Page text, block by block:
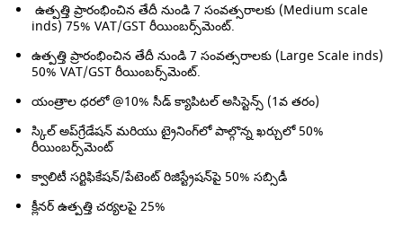
ఉత్పత్తి ప్రారంభించిన తేదీ నుండి 7 సంవత్సరాలకు (Medium scale
inds) 75% VAT/GST రీయింబర్స్‌మెంట్.
ఉత్పత్తి ప్రారంభించిన తేదీ నుండి 7 సంవత్సరాలకు (Large Scale inds)
50% VAT/GST రీయింబర్స్‌మెంట్.
యంత్రాల ధరలో @10% సీడ్ క్యాపిటల్ అసిస్టెన్స్ (1వ తరం)
స్కిల్ అప్‌గ్రేడేషన్ మరియు ట్రైనింగ్‌లో పాల్గొన్న ఖర్చులో 50%
రీయింబర్స్‌మెంట్
క్వాలిటీ సర్టిఫికేషన్/పేటెంట్ రిజిస్ట్రేషన్‌పై 50% సబ్సిడీ
క్లీనర్ ఉత్పత్తి చర్యలపై 25%